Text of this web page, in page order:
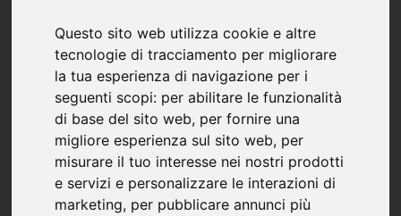
Questo sito web utilizza cookie e altre
tecnologie di tracciamento per migliorare
la tua esperienza di navigazione per i
seguenti scopi: per abilitare le funzionalità
di base del sito web, per fornire una
migliore esperienza sul sito web, per
misurare il tuo interesse nei nostri prodotti
e servizi e personalizzare le interazioni di
marketing, per pubblicare annunci più